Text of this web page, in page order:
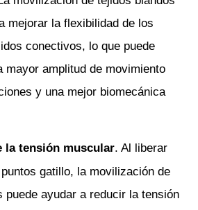
mejorar la flexibilidad de los
conectivos, lo que puede
mayor amplitud de movimiento
y una mejor biomecánica
la tensión muscular. Al liberar
gatillo, la movilización de
puede ayudar a reducir la tensión